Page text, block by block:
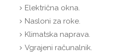
Električna okna.
Nasloni za roke.
Klimatska naprava.
Vgrajeni računalnik.